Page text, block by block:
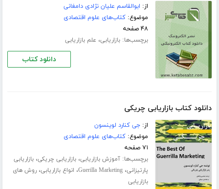
از: ابوالقاسم علیان نژادی دامغانی
موضوع:کتاب‌های علوم اقتصادی
۴۸ صفحه
برچسب‌ها:بازاریابی، علم بازاریابی
دانلود کتاب
دانلود کتاب بازاریابی چریکی
از:جی کنارد لوینسون
موضوع:کتاب‌های علوم اقتصادی
۷۱ صفحه
برچسب‌ها:آموزش بازاریابی،بازاریابی چریکی،بازاریابی
پارتیزانی،Guerilla Marketing، انواع بازاریابی،روش های
بازاریابی